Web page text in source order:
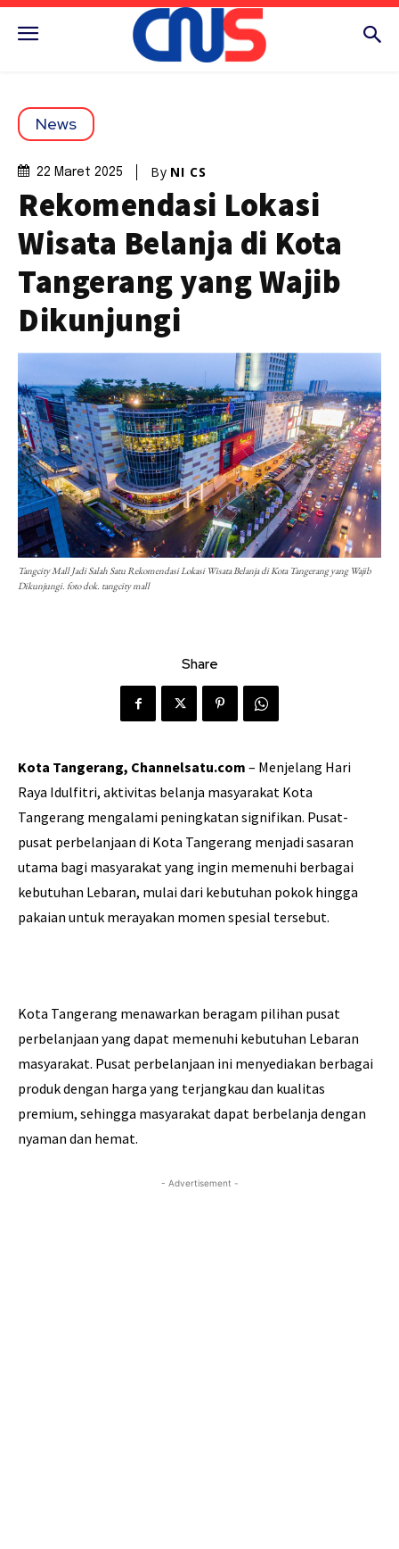
News
22 Maret 2025 By NI CS
Rekomendasi Lokasi
Wisata Belanja di Kota
Tangerang yang Wajib
Dikunjungi
Tangcity Mall Jadi Salah Satu Rekomendasi Lokasi Wisata Belanja di Kota Tangerang yang Wajib
Dikunjungi. foto dok. tangcity mall
Share
Kota Tangerang, Channelsatu.com – Menjelang Hari
Raya Idulfitri, aktivitas belanja masyarakat Kota
Tangerang mengalami peningkatan signifikan. Pusat-
pusat perbelanjaan di Kota Tangerang menjadi sasaran
utama bagi masyarakat yang ingin memenuhi berbagai
kebutuhan Lebaran, mulai dari kebutuhan pokok hingga
pakaian untuk merayakan momen spesial tersebut.
Kota Tangerang menawarkan beragam pilihan pusat
perbelanjaan yang dapat memenuhi kebutuhan Lebaran
masyarakat. Pusat perbelanjaan ini menyediakan berbagai
produk dengan harga yang terjangkau dan kualitas
premium, sehingga masyarakat dapat berbelanja dengan
nyaman dan hemat.
- Advertisement -